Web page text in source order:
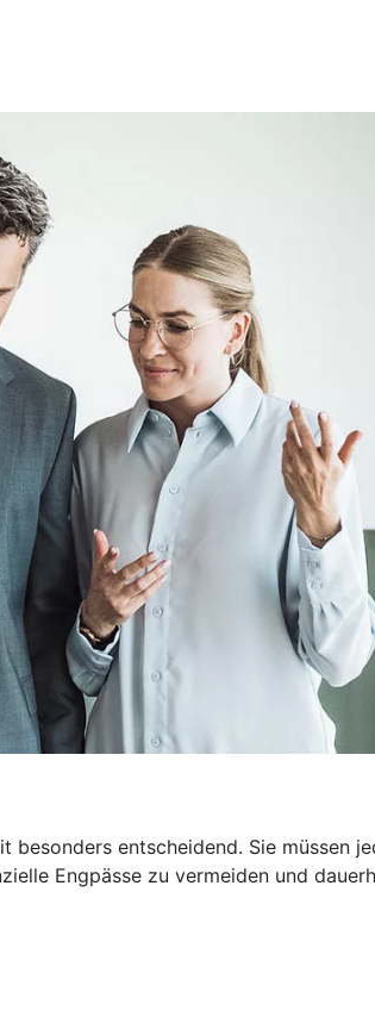
entscheidend. Sie müssen
Engpässe zu vermeiden und